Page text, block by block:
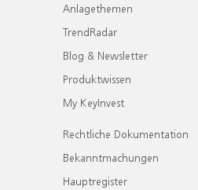
Anlagethemen
TrendRadar
Blog & Newsletter
Produktwissen
My KeyInvest
Rechtliche Dokumentation
Bekanntmachungen
Hauptregister